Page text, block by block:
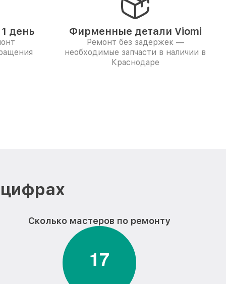
день Фирменные детали Viomi
Ремонт без задержек —
необходимые запчасти в наличии в
Краснодаре
Сколько мастеров по ремонту
17